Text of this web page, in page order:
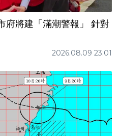
府將建「滿潮警報」 針對
2026.08.09 23:01